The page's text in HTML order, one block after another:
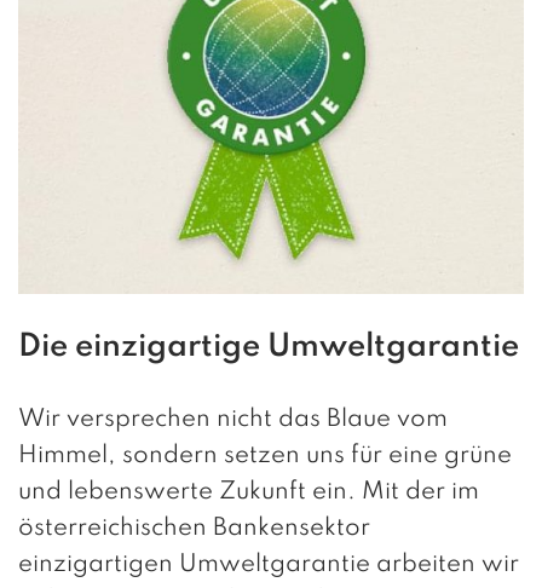
Die einzigartige Umweltgarantie
Wir versprechen nicht das Blaue vom
Himmel, sondern setzen uns für eine grüne
und lebenswerte Zukunft ein. Mit der im
österreichischen Bankensektor
einzigartigen Umweltgarantie arbeiten wir